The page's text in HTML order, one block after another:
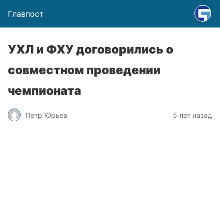
Главпост
УХЛ и ФХУ договорились о
совместном проведении
чемпионата
Петр Юрьев 5 лет назад